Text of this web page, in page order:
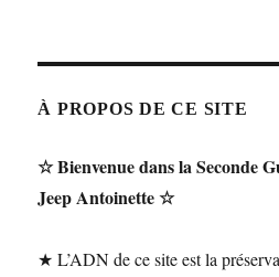
À PROPOS DE CE SITE
☆ Bienvenue dans la Seconde
Jeep Antoinette ☆
★ L’ADN de ce site est la